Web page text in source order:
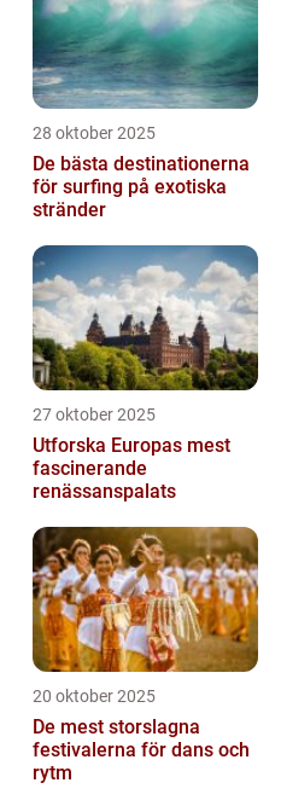
28 oktober 2025
De bästa destinationerna
för surfing på exotiska
stränder
27 oktober 2025
Utforska Europas mest
fascinerande
renässanspalats
20 oktober 2025
De mest storslagna
festivalerna för dans och
rytm